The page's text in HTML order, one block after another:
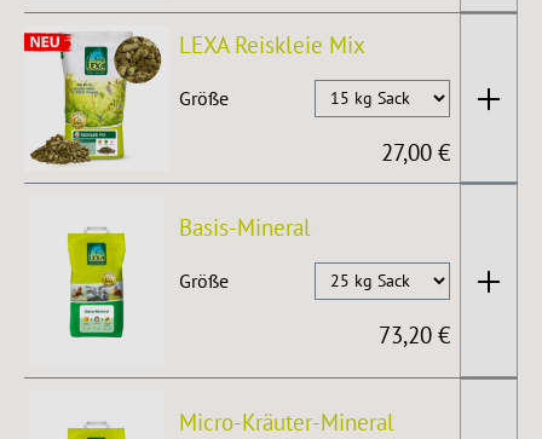
LEXA Reiskleie Mix
Größe
27,00 €
Basis-Mineral
Größe
73,20 €
Micro-Kräuter-Mineral